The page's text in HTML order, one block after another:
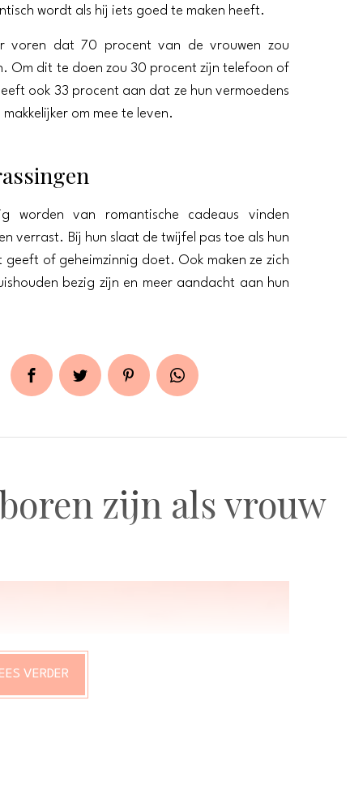
wordt als hij iets goed te maken heeft.
voren dat 70 procent van de vrouwen zou
Om dit te doen zou 30 procent zijn telefoon of
ook 33 procent aan dat ze hun vermoedens
om mee te leven.
worden van romantische cadeaus vinden
verrast. Bij hun slaat de twijfel pas toe als hun
of geheimzinnig doet. Ook maken ze zich
bezig zijn en meer aandacht aan hun
zijn als vrouw
VERDER